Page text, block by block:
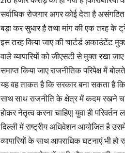
सर्वाधिक रोजगार अगर कोई देता है
बड़ा कर सुधार है तथा मांग की एक तरह के
इस तरह किया जाए की चार्टर्ड अकाउंटेंट
वाले व्यापारियों को जीएसटी से मुक्त रखा
समाप्त किया जाए राजनीतिक परिपेक्ष में
यह वह ताकत है कि सरकार बना सकता है
साथ साथ राजनीति के क्षेत्र में कदम रखने
होकर नेतृत्व करना चाहिए| युवा ही
दिल्ली में राष्ट्रीय अधिवेशन आयोजित है
व्यापारियों के साथ आपराधिक घटनाएं भी हो